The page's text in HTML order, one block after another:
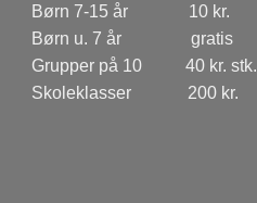
Børn 7-15 år 10 kr.
Børn u. 7 år gratis
Grupper på 10 40 kr. stk.
Skoleklasser 200 kr.